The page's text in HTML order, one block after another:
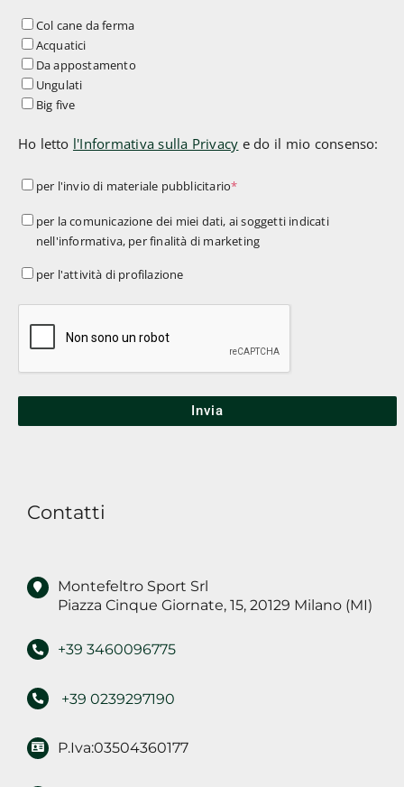
Col cane da ferma
Acquatici
Da appostamento
Ungulati
Big five
Ho letto l'Informativa sulla Privacy e do il mio consenso:
per
pubblicitario*
per l'invio di materiale pubblicitario*
per
comunicazione
di
per la comunicazione dei miei dati, ai soggetti indicati
nell'informativa, per finalità di marketing
per
di
profilazione
per l'attività di profilazione
Contatti
Montefeltro Sport Srl
Piazza Cinque Giornate, 15, 20129 Milano (MI)
+39 3460096775
+39 0239297190
P.Iva:03504360177